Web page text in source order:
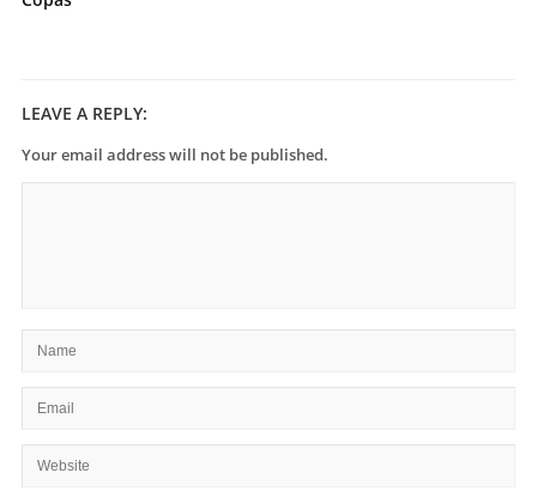
LEAVE A REPLY:
Your email address will not be published.